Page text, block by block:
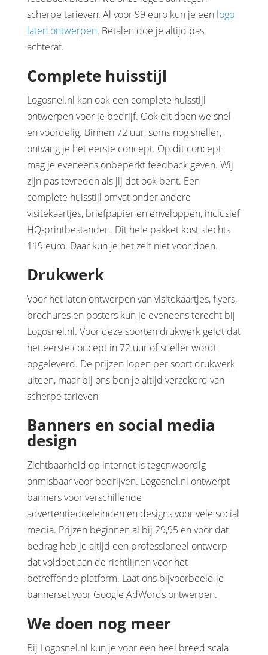
scherpe tarieven. Al voor 99 euro kun je een logo
laten ontwerpen. Betalen doe je altijd pas
achteraf.
Complete huisstijl
Logosnel.nl kan ook een complete huisstijl
ontwerpen voor je bedrijf. Ook dit doen we snel
en voordelig. Binnen 72 uur, soms nog sneller,
ontvang je het eerste concept. Op dit concept
mag je eveneens onbeperkt feedback geven. Wij
zijn pas tevreden als jij dat ook bent. Een
complete huisstijl omvat onder andere
visitekaartjes, briefpapier en enveloppen, inclusief
HQ-printbestanden. Dit hele pakket kost slechts
119 euro. Daar kun je het zelf niet voor doen.
Drukwerk
Voor het laten ontwerpen van visitekaartjes, flyers,
brochures en posters kun je eveneens terecht bij
Logosnel.nl. Voor deze soorten drukwerk geldt dat
het eerste concept in 72 uur of sneller wordt
opgeleverd. De prijzen lopen per soort drukwerk
uiteen, maar bij ons ben je altijd verzekerd van
scherpe tarieven
Banners en social media
design
Zichtbaarheid op internet is tegenwoordig
onmisbaar voor bedrijven. Logosnel.nl ontwerpt
banners voor verschillende
advertentiedoeleinden en designs voor vele social
media. Prijzen beginnen al bij 29,95 en voor dat
bedrag heb je altijd een professioneel ontwerp
dat voldoet aan de richtlijnen voor het
betreffende platform. Laat ons bijvoorbeeld je
bannerset voor Google AdWords ontwerpen.
We doen nog meer
Bij Logosnel.nl kun je voor een heel breed scala